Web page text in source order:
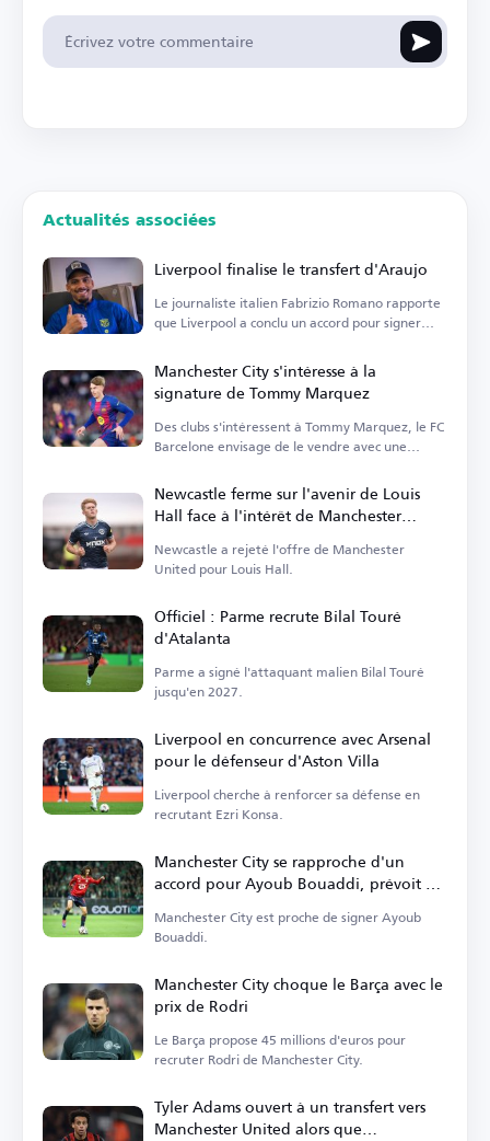
Actualités associées
Liverpool finalise le transfert d'Araujo
Le journaliste italien Fabrizio Romano rapporte
que Liverpool a conclu un accord pour signer
Manchester City s'intéresse à la
signature de Tommy Marquez
Des clubs s'intéressent à Tommy Marquez, le FC
Barcelone envisage de le vendre avec une
Newcastle ferme sur l'avenir de Louis
Hall face à l'intérêt de Manchester
Newcastle a rejeté l'offre de Manchester
United pour Louis Hall.
Officiel : Parme recrute Bilal Touré
d'Atalanta
Parme a signé l'attaquant malien Bilal Touré
jusqu'en 2027.
Liverpool en concurrence avec Arsenal
pour le défenseur d'Aston Villa
Liverpool cherche à renforcer sa défense en
recrutant Ezri Konsa.
Manchester City se rapproche d'un
accord pour Ayoub Bouaddi, prévoit de
nouveaux renforts
Manchester City est proche de signer Ayoub
Bouaddi.
Manchester City choque le Barça avec le
prix de Rodri
Le Barça propose 45 millions d'euros pour
recruter Rodri de Manchester City.
Tyler Adams ouvert à un transfert vers
Manchester United alors que